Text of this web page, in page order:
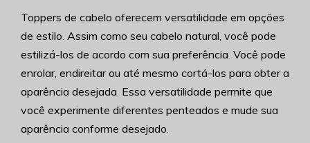
Toppers de cabelo oferecem versatilidade em opções
de estilo. Assim como seu cabelo natural, você pode
estilizá-los de acordo com sua preferência. Você pode
enrolar, endireitar ou até mesmo cortá-los para obter a
aparência desejada. Essa versatilidade permite que
você experimente diferentes penteados e mude sua
aparência conforme desejado.